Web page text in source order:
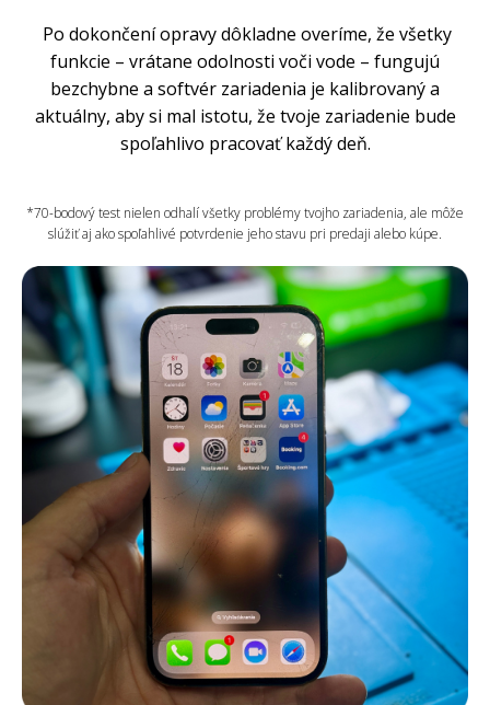
Po dokončení opravy dôkladne overíme, že všetky
funkcie – vrátane odolnosti voči vode – fungujú
bezchybne a softvér zariadenia je kalibrovaný a
aktuálny, aby si mal istotu, že tvoje zariadenie bude
spoľahlivo pracovať každý deň.
*70-bodový test nielen odhalí všetky problémy tvojho zariadenia, ale môže
slúžiť aj ako spoľahlivé potvrdenie jeho stavu pri predaji alebo kúpe.